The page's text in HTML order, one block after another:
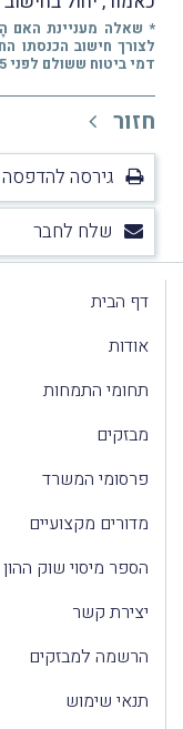
לצורך חישוב הכנסתו
דמי ביטוח ששולם לפני 2025.
חזור
גירסה להדפסה
שלח לחבר
דף הבית
אודות
תחומי התמחות
מבזקים
פרסומי המשרד
מדורים מקצועיים
הספר מיסוי שוק ההון
יצירת קשר
הרשמה למבזקים
תנאי שימוש